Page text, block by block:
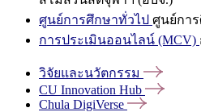
ศูนย์การศึกษาทั่วไป ศูนย์กา
การประเมินออนไลน์ (MCV)
วิจัยและนวัตกรรม
CU Innovation Hub
Chula DigiVerse